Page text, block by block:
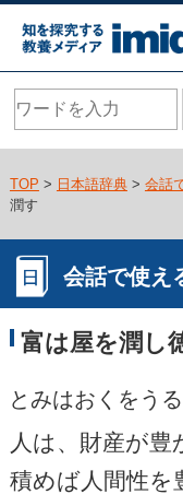
TOP > 日本語辞典> 会話
潤す
会話で使え
富は屋を潤し
とみはおくをう
人は、財産が
積めば人間性を